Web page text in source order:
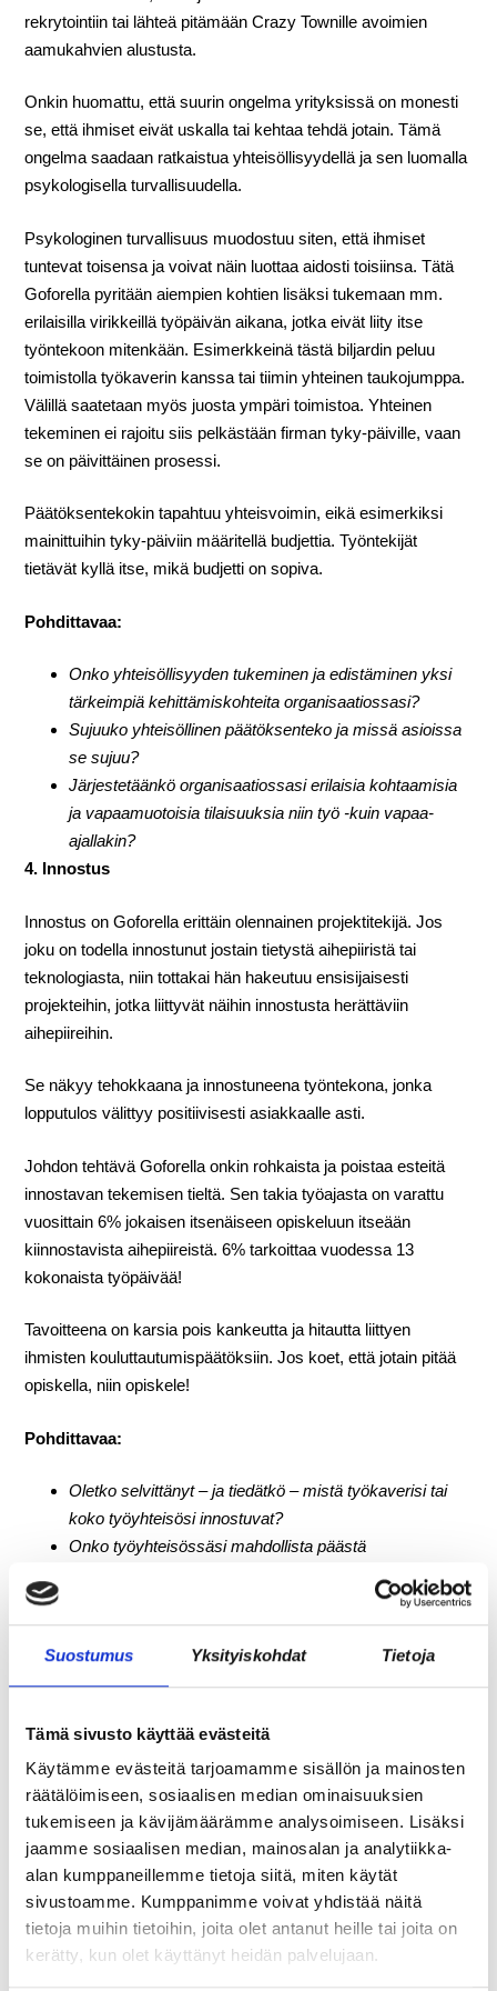
Suostumus Yksityiskohdat Tietoja
Tämä sivusto käyttää evästeitä
Käytämme evästeitä tarjoamamme sisällön ja mainosten
räätälöimiseen, sosiaalisen median ominaisuuksien
tukemiseen ja kävijämäärämme analysoimiseen. Lisäksi
jaamme sosiaalisen median, mainosalan ja analytiikka-
alan kumppaneillemme tietoja siitä, miten käytät
sivustoamme. Kumppanimme voivat yhdistää näitä
tietoja muihin tietoihin, joita olet antanut heille tai joita on
kerätty, kun olet käyttänyt heidän palvelujaan.
rekrytointiin tai lähteä pitämään Crazy Townille avoimien
aamukahvien alustusta.
Onkin huomattu, että suurin ongelma yrityksissä on monesti
se, että ihmiset eivät uskalla tai kehtaa tehdä jotain. Tämä
ongelma saadaan ratkaistua yhteisöllisyydellä ja sen luomalla
psykologisella turvallisuudella.
Psykologinen turvallisuus muodostuu siten, että ihmiset
tuntevat toisensa ja voivat näin luottaa aidosti toisiinsa. Tätä
Goforella pyritään aiempien kohtien lisäksi tukemaan mm.
erilaisilla virikkeillä työpäivän aikana, jotka eivät liity itse
työntekoon mitenkään. Esimerkkeinä tästä biljardin peluu
toimistolla työkaverin kanssa tai tiimin yhteinen taukojumppa.
Välillä saatetaan myös juosta ympäri toimistoa. Yhteinen
tekeminen ei rajoitu siis pelkästään firman tyky-päiville, vaan
se on päivittäinen prosessi.
Päätöksentekokin tapahtuu yhteisvoimin, eikä esimerkiksi
mainittuihin tyky-päiviin määritellä budjettia. Työntekijät
tietävät kyllä itse, mikä budjetti on sopiva.
Pohdittavaa:
Onko yhteisöllisyyden tukeminen ja edistäminen yksi
tärkeimpiä kehittämiskohteita organisaatiossasi?
Sujuuko yhteisöllinen päätöksenteko ja missä asioissa
se sujuu?
Järjestetäänkö organisaatiossasi erilaisia kohtaamisia
ja vapaamuotoisia tilaisuuksia niin työ -kuin vapaa-
ajallakin?
4. Innostus
Innostus on Goforella erittäin olennainen projektitekijä. Jos
joku on todella innostunut jostain tietystä aihepiiristä tai
teknologiasta, niin tottakai hän hakeutuu ensisijaisesti
projekteihin, jotka liittyvät näihin innostusta herättäviin
aihepiireihin.
Se näkyy tehokkaana ja innostuneena työntekona, jonka
lopputulos välittyy positiivisesti asiakkaalle asti.
Johdon tehtävä Goforella onkin rohkaista ja poistaa esteitä
innostavan tekemisen tieltä. Sen takia työajasta on varattu
vuosittain 6% jokaisen itsenäiseen opiskeluun itseään
kiinnostavista aihepiireistä. 6% tarkoittaa vuodessa 13
kokonaista työpäivää!
Tavoitteena on karsia pois kankeutta ja hitautta liittyen
ihmisten kouluttautumispäätöksiin. Jos koet, että jotain pitää
opiskella, niin opiskele!
Pohdittavaa:
Oletko selvittänyt – ja tiedätkö – mistä työkaverisi tai
koko työyhteisösi innostuvat?
Onko työyhteisössäsi mahdollista päästä
ja tavoitella omalle työlle merkityksellisyyttä?
Johdetaanko organisaatiossasi innostusta, näytetäänkö
suuntaa?
Onko organisaatiossasi käytäntöjä, jotka lisäävät
Onko organisaatiossa rakenteita tai säännöksiä, jotka
estävät työntekijöitä innostumasta tai menestymästä
omassa työssään?
5. Määrätietoisuus
Määrätietoisuus liittyy siihen, että tehdään aina paras mihin
pystytään. Näin voidaan olla ylpeitä omasta tekemisestä.
Projekteille asetetaan aina selkeä maali ja kiintopisteet, jotta
projektin aikana ja sen jälkeen tehty reflektointi helpottuu.